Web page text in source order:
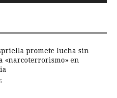
promete lucha sin
«narcoterrorismo» en